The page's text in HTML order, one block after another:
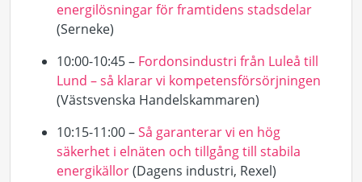
energilösningar för framtidens stadsdelar
(Serneke)
10:00-10:45 – Fordonsindustri från Luleå till
Lund – så klarar vi kompetensförsörjningen
(Västsvenska Handelskammaren)
10:15-11:00 –Så garanterar vi en hög
säkerhet i elnäten och tillgång till stabila
energikällor(Dagens industri, Rexel)